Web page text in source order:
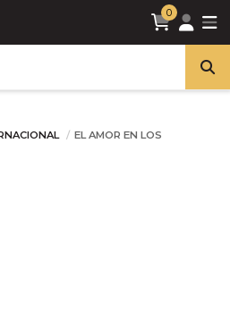
0
EL AMOR EN LOS